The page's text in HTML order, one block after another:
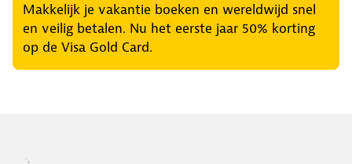
Makkelijk je vakantie boeken en wereldwijd snel
en veilig betalen. Nu het eerste jaar 50% korting
op de Visa Gold Card.